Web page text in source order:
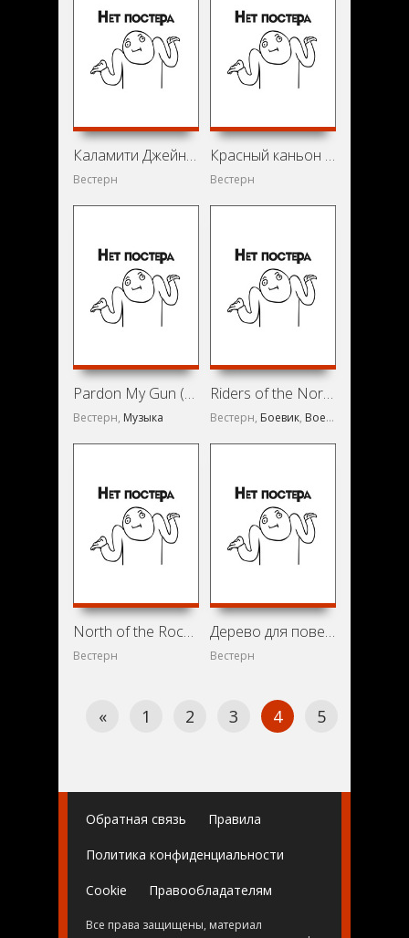
Каламити Джейн и Сэм Басс (1949)
Вестерн
Красный каньон (1949)
Вестерн
Pardon My Gun (1942)
Вестерн, Музыка
Riders of the Northland (1942)
Вестерн, Боевик, Военный
North of the Rockies (1942)
Вестерн
Дерево для повешенных (1959)
Вестерн
« 1 2 3 4 5
Обратная связь Правила
Политика конфиденциальности
Cookie Правообладателям
Все права защищены, материал